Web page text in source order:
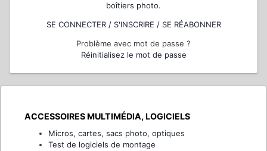
boîtiers photo.
SE CONNECTER / S'INSCRIRE / SE RÉABONNER
Problème avec mot de passe ?
Réinitialisez le mot de passe
ACCESSOIRES MULTIMÉDIA, LOGICIELS
Micros, cartes, sacs photo, optiques
Test de logiciels de montage